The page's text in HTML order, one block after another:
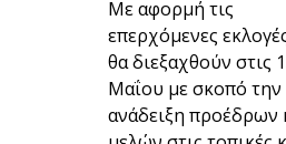
Με αφορμή τις
επερχόμενες
θα διεξαχθούν στις
Μαΐου με σκοπό την
ανάδειξη προέδρων